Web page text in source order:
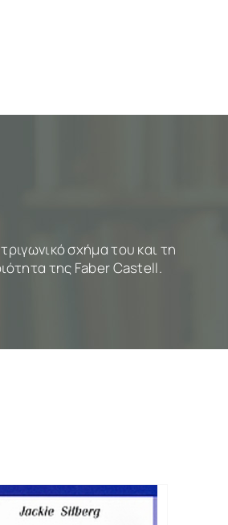
σχήμα του και τη
της Faber Castell.